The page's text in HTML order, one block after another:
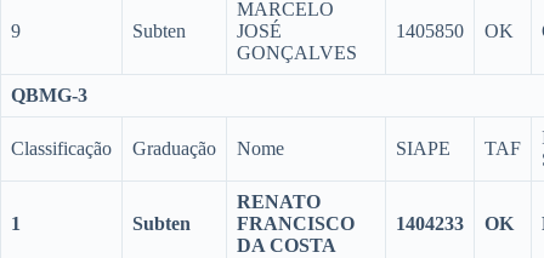
9 Subten
MARCELO
JOSÉ
GONÇALVES
1405850 OK
QBMG-3
Classificação Graduação Nome SIAPE TAF
1 Subten
RENATO
FRANCISCO
DA COSTA
1404233 OK